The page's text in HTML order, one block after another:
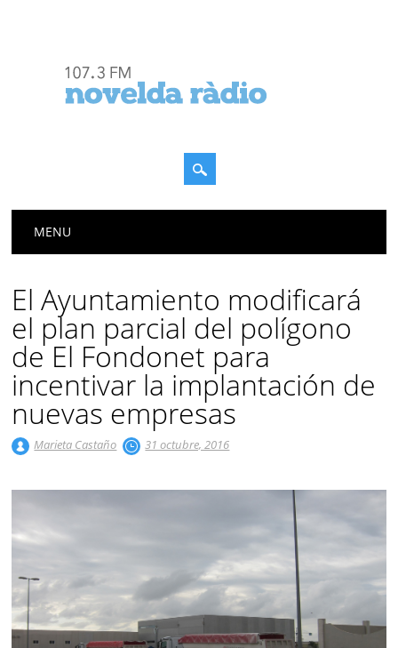
Menú principal
MENU
El Ayuntamiento modificará
el plan parcial del polígono
de El Fondonet para
incentivar la implantación de
nuevas empresas
Marieta Castaño 31 octubre, 2016